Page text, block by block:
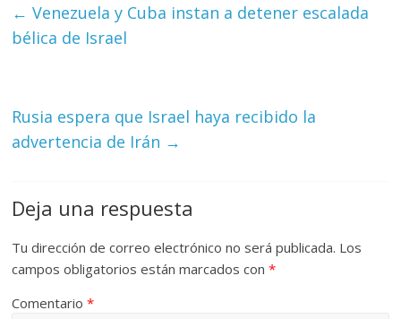
← Venezuela y Cuba instan a detener escalada
bélica de Israel
Rusia espera que Israel haya recibido la
advertencia de Irán →
Deja una respuesta
Tu dirección de correo electrónico no será publicada. Los
campos obligatorios están marcados con*
Comentario*